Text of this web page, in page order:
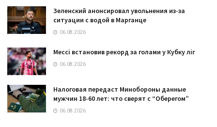
Зеленский анонсировал увольнения из-за
ситуации с водой в Марганце
06.08.2026
Мессі встановив рекорд за голами у Кубку ліг
06.08.2026
Налоговая передаст Минобороны данные
мужчин 18-60 лет: что сверят с “Оберегом”
06.08.2026